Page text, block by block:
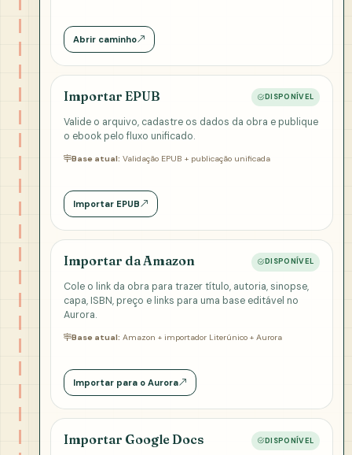
Abrir caminho
Importar EPUB DISPONÍVEL
Valide o arquivo, cadastre os dados da obra e publique
o ebook pelo fluxo unificado.
Base atual: Validação EPUB + publicação unificada
Importar EPUB
Importar da Amazon DISPONÍVEL
Cole o link da obra para trazer título, autoria, sinopse,
capa, ISBN, preço e links para uma base editável no
Aurora.
Base atual: Amazon + importador Literúnico + Aurora
Importar para o Aurora
Importar Google Docs DISPONÍVEL